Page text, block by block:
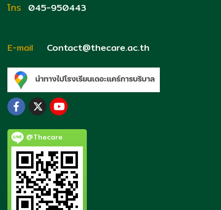
โทร 045-950443
E-mail
Contact@thecare.ac.th
@Thecare